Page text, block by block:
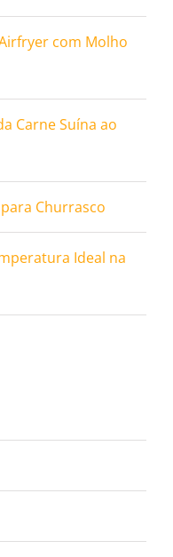
com Molho
Carne Suína ao
Churrasco
Ideal na